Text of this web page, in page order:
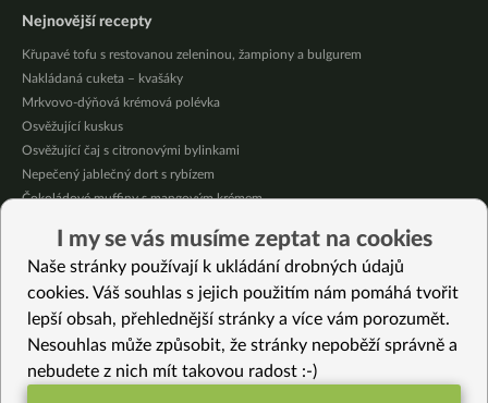
Nejnovější recepty
Křupavé tofu s restovanou zeleninou, žampiony a bulgurem
Nakládaná cuketa – kvašáky
Mrkvovo-dýňová krémová polévka
Osvěžující kuskus
Osvěžující čaj s citronovými bylinkami
Nepečený jablečný dort s rybízem
Čokoládové muffiny s mangovým krémem
Krémová zeleninová polévka s koprem a vločkami
Celozrnná rýže basmati se zeleninou
Vybrané recepty
Veganská míchaná vejce se zeleninou
I my se vás musíme zeptat na cookies
Naše stránky používají k ukládání drobných údajů
cookies. Váš souhlas s jejich použitím nám pomáhá tvořit
lepší obsah, přehlednější stránky a více vám porozumět.
Nesouhlas může způsobit, že stránky nepoběží správně a
nebudete z nich mít takovou radost :-)